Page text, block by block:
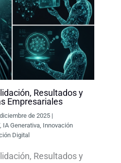
Resultados y
Empresariales
de 2025 |
, IA Generativa Innovación
Digital
Resultados y